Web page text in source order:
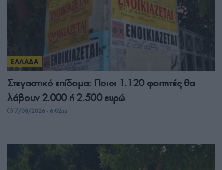
ΕΛΛΑΔΑ
Στεγαστικό επίδομα: Ποιοι 1.120 φοιτητές θα
λάβουν 2.000 ή 2.500 ευρώ
7/08/2026 - 6:02μμ